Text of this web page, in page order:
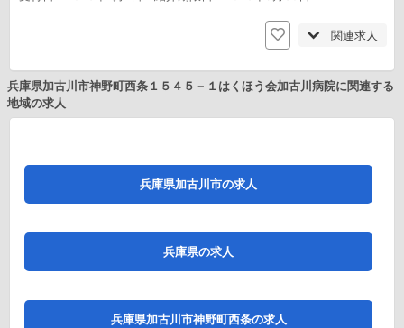
関連求人
兵庫県加古川市神野町西条１５４５－１はくほう会加古川病院に関連する
地域の求人
兵庫県加古川市の求人
兵庫県の求人
兵庫県加古川市神野町西条の求人